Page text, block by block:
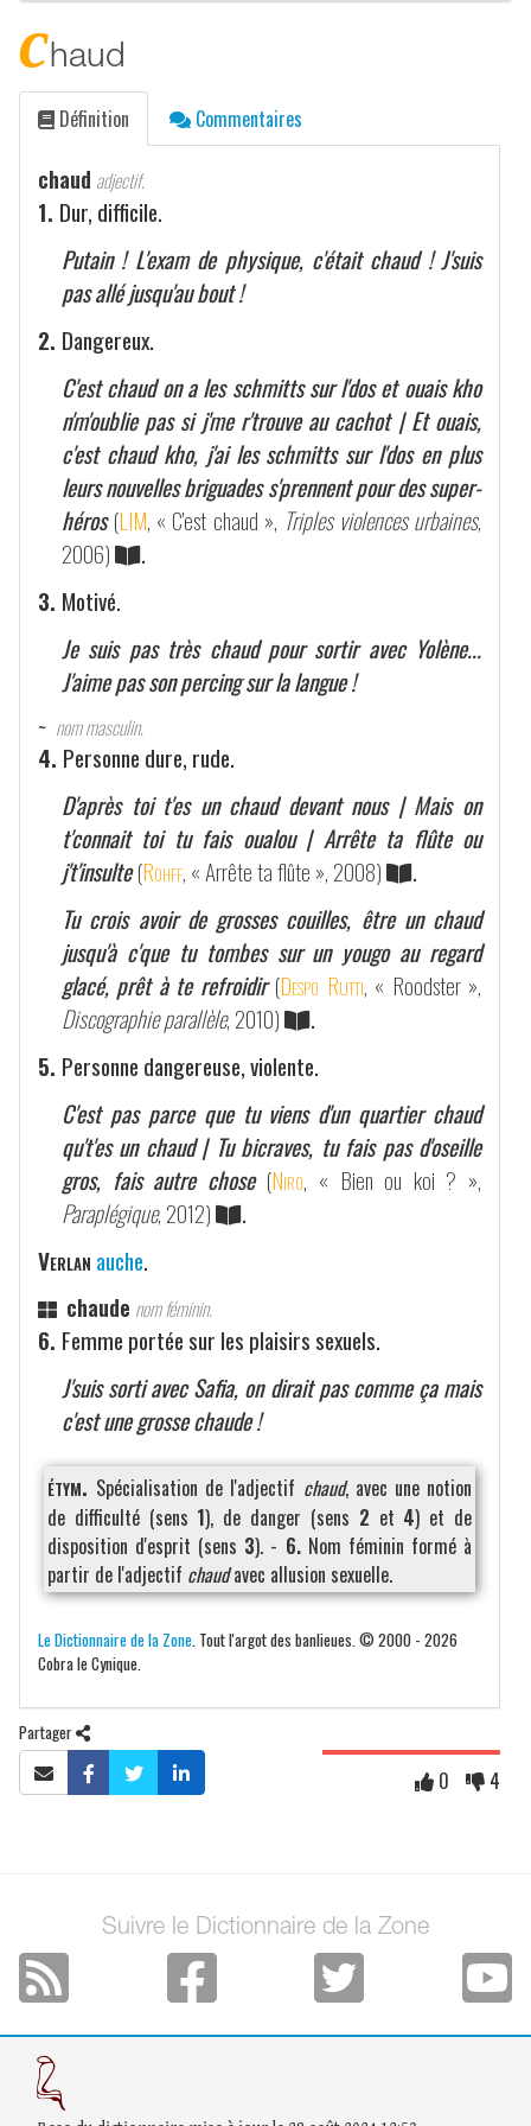
chaud
Définition Commentaires
chaud adjectif.
1. Dur, difficile.
Putain ! L'exam de physique, c'était chaud ! J'suis
pas allé jusqu'au bout !
2. Dangereux.
C'est chaud on a les schmitts sur l'dos et ouais kho
n'm'oublie pas si j'me r'trouve au cachot | Et ouais,
c'est chaud kho, j'ai les schmitts sur l'dos en plus
leurs nouvelles briguades s'prennent pour des super-
héros (LIM, « C'est chaud », Triples violences urbaines,
2006)
.
3. Motivé.
Je suis pas très chaud pour sortir avec Yolène...
J'aime pas son percing sur la langue !
~ nom masculin.
4. Personne dure, rude.
D'après toi t'es un chaud devant nous | Mais on
t'connait toi tu fais oualou | Arrête ta flûte ou
j't'insulte (Rohff, « Arrête ta flûte », 2008)
.
Tu crois avoir de grosses couilles, être un chaud
jusqu'à c'que tu tombes sur un yougo au regard
glacé, prêt à te refroidir (Despo Rutti, « Roodster »,
Discographie parallèle, 2010)
.
5. Personne dangereuse, violente.
C'est pas parce que tu viens d'un quartier chaud
qu't'es un chaud | Tu bicraves, tu fais pas d'oseille
gros, fais autre chose (Niro, « Bien ou koi ? »,
Paraplégique, 2012)
.
Verlan auche.
chaude nom féminin.
6. Femme portée sur les plaisirs sexuels.
J'suis sorti avec Safia, on dirait pas comme ça mais
c'est une grosse chaude !
étym. Spécialisation de l'adjectif chaud, avec une notion
de difficulté (sens 1), de danger (sens 2 et 4) et de
disposition d'esprit (sens 3). - 6.Nom féminin formé à
partir de l'adjectif chaudavec allusion sexuelle.
Le Dictionnaire de la Zone . Tout l'argot des banlieues. © 2000 - 2026
Cobra le Cynique.
Partager
0 4
Suivre le Dictionnaire de la Zone